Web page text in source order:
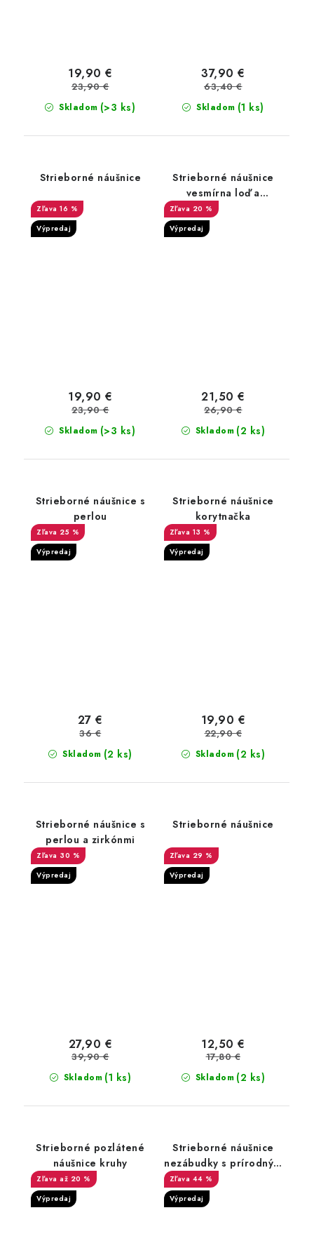
Skladom (>3 ks)
19,90 €
23,90 €
Skladom (1 ks)
37,90 €
63,40 €
Strieborné náušnice
16 %
Výpredaj
Skladom (>3 ks)
19,90 €
23,90 €
Strieborné náušnice
vesmírna loď a
astronaut
20 %
Výpredaj
Skladom (2 ks)
21,50 €
26,90 €
Strieborné náušnice s
perlou
25 %
Výpredaj
Skladom (2 ks)
27 €
36 €
Strieborné náušnice
korytnačka
13 %
Výpredaj
Skladom (2 ks)
19,90 €
22,90 €
Strieborné náušnice s
perlou a zirkónmi
30 %
Výpredaj
Skladom (1 ks)
27,90 €
39,90 €
Strieborné náušnice
29 %
Výpredaj
Skladom (2 ks)
12,50 €
17,80 €
Strieborné pozlátené
náušnice kruhy
až 20 %
Výpredaj
Strieborné náušnice
nezábudky s prírodným
červeným topásom
Swarovski ®
Gemstones
44 %
Výpredaj